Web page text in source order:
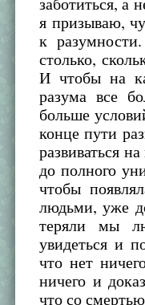
я призываю,
к
столько,
И чтобы на
разума все
больше
конце пути
развиваться
до полного
чтобы
людьми, уже
теряли мы
увидеться и
что нет
ничего и
что со